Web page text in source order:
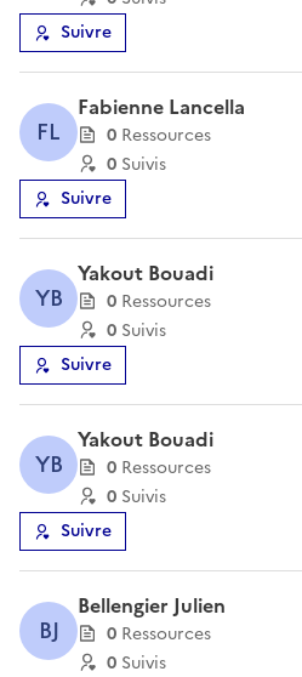
Suivre
FL
Fabienne Lancella
0 Ressources
0 Suivis
Suivre
YB
Yakout Bouadi
0 Ressources
0 Suivis
Suivre
YB
Yakout Bouadi
0 Ressources
0 Suivis
Suivre
BJ
Bellengier Julien
0 Ressources
0 Suivis